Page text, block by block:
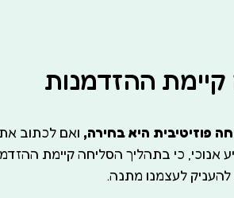
ההזדמנות
פוזיטיבית היא בחירה, ואם לכתוב
אנוכי, כי בתהליך הסליחה קיימת
לעצמנו מתנה.